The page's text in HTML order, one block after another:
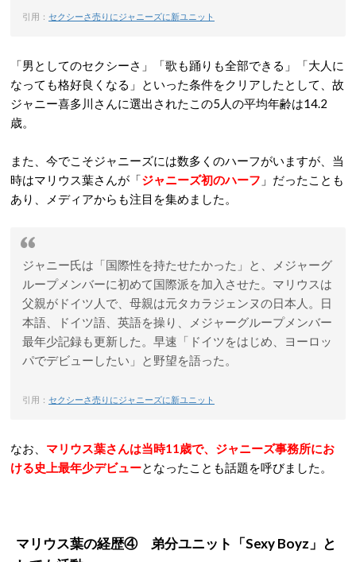
引用： セクシーさ売りにジャニーズに新ユニット
「男としてのセクシーさ」「歌も踊りも全部できる」「大人に
なっても格好良くなる」といった条件をクリアしたとして、故
ジャニー喜多川さんに選出されたこの5人の平均年齢は14.2
歳。
また、今でこそジャニーズには数多くのハーフがいますが、当
時はマリウス葉さんが「ジャニーズ初のハーフ 」だったことも
あり、メディアからも注目を集めました。
ジャニー氏は「国際性を持たせたかった」と、メジャーグ
ループメンバーに初めて国際派を加入させた。マリウスは
父親がドイツ人で、母親は元タカラジェンヌの日本人。日
本語、ドイツ語、英語を操り、メジャーグループメンバー
最年少記録も更新した。早速「ドイツをはじめ、ヨーロッ
パでデビューしたい」と野望を語った。
引用： セクシーさ売りにジャニーズに新ユニット
なお、 マリウス葉さんは当時11歳で、ジャニーズ事務所にお
ける史上最年少デビューとなったことも話題を呼びました。
マリウス葉の経歴④ 弟分ユニット 「Sexy Boyz」 と